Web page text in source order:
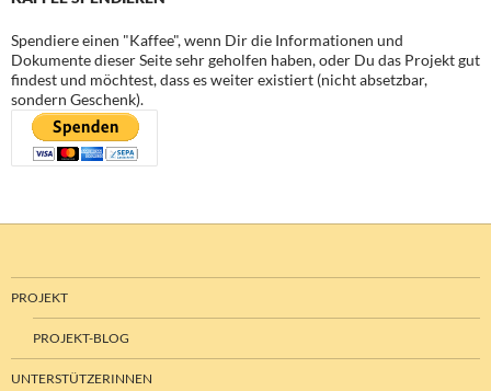
Spendiere einen "Kaffee", wenn Dir die Informationen und
Dokumente dieser Seite sehr geholfen haben, oder Du das Projekt gut
findest und möchtest, dass es weiter existiert (nicht absetzbar,
sondern Geschenk).
PROJEKT
PROJEKT-BLOG
UNTERSTÜTZERINNEN